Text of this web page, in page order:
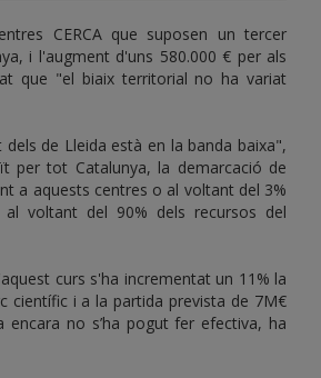
CERCA que suposen un tercer
i l'augment d'uns 580.000 € per als
que "el biaix territorial no ha variat
de Lleida està en la banda baixa",
per tot Catalunya, la demarcació de
a aquests centres o al voltant del 3%
voltant del 90% dels recursos del
curs s'ha incrementat un 11% la
científic i a la partida prevista de 7M€
no s’ha pogut fer efectiva, ha